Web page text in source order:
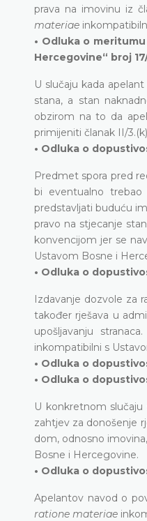
prava na imovinu iz
materiae
• Odluka o
Hercegovine“ broj
U slučaju kada
stana, a stan
obzirom na to da
primijeniti članak II/
• Odluka o
Predmet spora pred
bi eventualno trebao
predstavljati buduću
pravo na stjecanje
konvencijom jer se
Ustavom Bosne i
• Odluka o
Izdavanje dozvole za
također rješava u
upošljavanju
inkompatibilni s
• Odluka o
• Odluka o
U konkretnom
zahtjev za donošenje
dom, odnosno
Bosne i Hercegovine.
• Odluka o
Apelantov navod o
ratione materiae